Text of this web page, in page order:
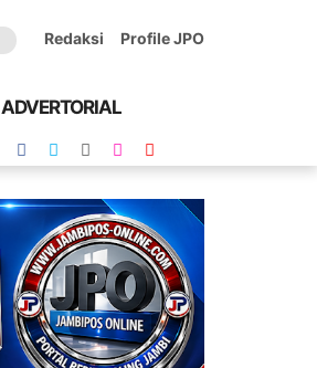
Redaksi Profile JPO
ADVERTORIAL